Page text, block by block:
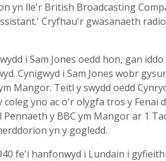
yn lle'r British Broadcasting
Cryfhau'r gwasanaeth
i Sam Jones oedd hon, gan
Cynigwyd i Sam Jones wobr
Mangor. Teitl y swydd oedd
yno ac o'r olygfa tros y Fenai
y BBC ym Mangor ar 1
yn y gogledd.
fe'i hanfonwyd i Lundain i